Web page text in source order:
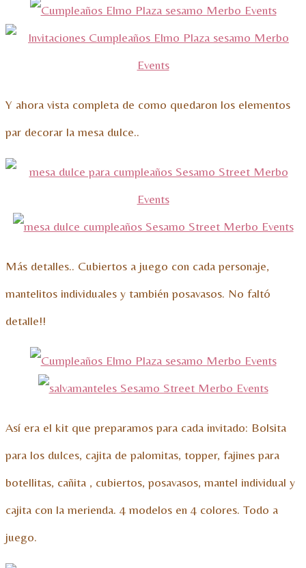
Y ahora vista completa de como quedaron los elementos
par decorar la mesa dulce..
Más detalles.. Cubiertos a juego con cada personaje,
mantelitos individuales y también posavasos. No faltó
detalle!!
Así era el kit que preparamos para cada invitado: Bolsita
para los dulces, cajita de palomitas, topper, fajines para
botellitas, cañita , cubiertos, posavasos, mantel individual y
cajita con la merienda. 4 modelos en 4 colores. Todo a
juego.